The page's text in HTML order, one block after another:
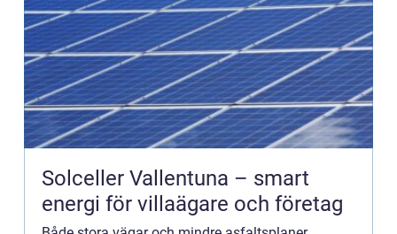
Solceller Vallentuna – smart
energi för villaägare och företag